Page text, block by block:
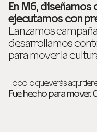
En M6,
ejecutamos con
Lanzamos
desarrollamos
para mover la
Todo lo que verás aquí
Fue hecho para mover.